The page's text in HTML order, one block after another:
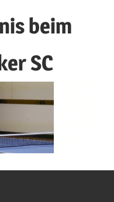
beim
SC